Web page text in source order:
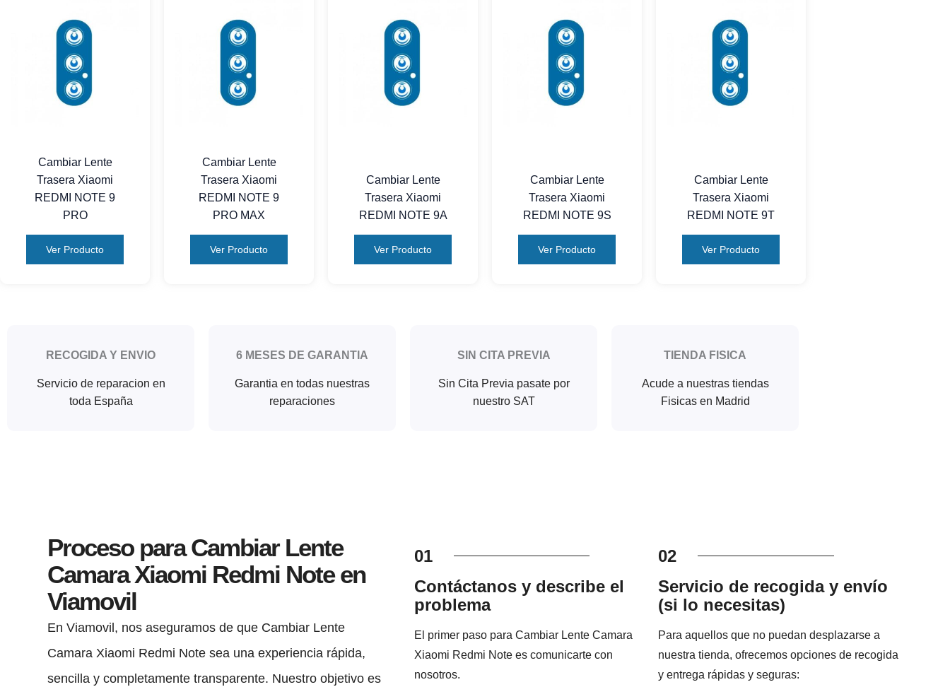
Cambiar Lente
Trasera Xiaomi
REDMI NOTE 9
PRO
Ver Producto
Cambiar Lente
Trasera Xiaomi
REDMI NOTE 9
PRO MAX
Ver Producto
Cambiar Lente
Trasera Xiaomi
REDMI NOTE 9A
Ver Producto
Cambiar Lente
Trasera Xiaomi
REDMI NOTE 9S
Ver Producto
Cambiar Lente
Trasera Xiaomi
REDMI NOTE 9T
Ver Producto
RECOGIDA Y ENVIO
Servicio de reparacion en
toda España
6 MESES DE GARANTIA
Garantia en todas nuestras
reparaciones
SIN CITA PREVIA
Sin Cita Previa pasate por
nuestro SAT
TIENDA FISICA
Acude a nuestras tiendas
Fisicas en Madrid
Proceso para Cambiar Lente
Camara Xiaomi Redmi Note en
Viamovil
En Viamovil, nos aseguramos de que Cambiar Lente
Camara Xiaomi Redmi Note sea una experiencia rápida,
sencilla y completamente transparente. Nuestro objetivo es
01
Contáctanos y describe el
problema
El primer paso para Cambiar Lente Camara
Xiaomi Redmi Note es comunicarte con
nosotros.
02
Servicio de recogida y envío
(si lo necesitas)
Para aquellos que no puedan desplazarse a
nuestra tienda, ofrecemos opciones de recogida
y entrega rápidas y seguras: